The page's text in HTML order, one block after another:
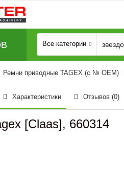
Все категории
Ремни приводные TAGEX (с № OEM)
Характеристики Отзывов (0)
[Claas], 660314